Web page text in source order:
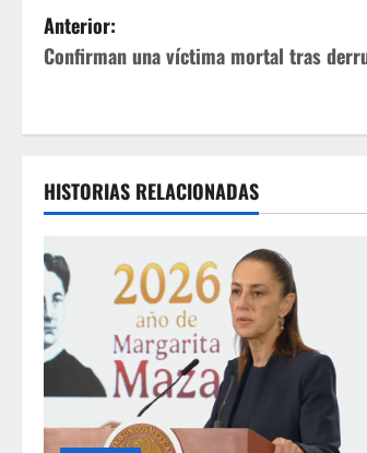
N
a
v
g
a
c
i
ó
Anterior:
Confirman una víctima mortal tras
HISTORIAS RELACIONADAS